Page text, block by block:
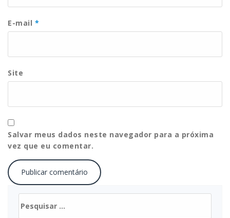
E-mail *
Site
Salvar meus dados neste navegador para a próxima
vez que eu comentar.
por: